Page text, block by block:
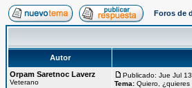
Foros de
Autor
Orpam Saretnoc Laverz
Veterano
Publicado: Jue Jul
Tema: Quiero, ¿quieres